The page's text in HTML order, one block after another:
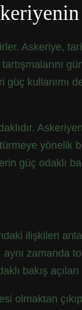
Askeriye,
güç
odaklı
ilişkileri
zamanda
bakış
olmaktan